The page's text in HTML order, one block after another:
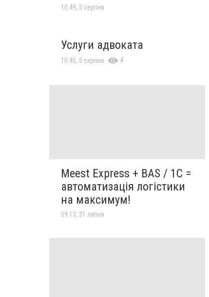
10:49, 5 серпня
Услуги адвоката
10:45, 5 серпня 4
Meest Express + BAS / 1C =
автоматизація логістики
на максимум!
09:13, 31 липня